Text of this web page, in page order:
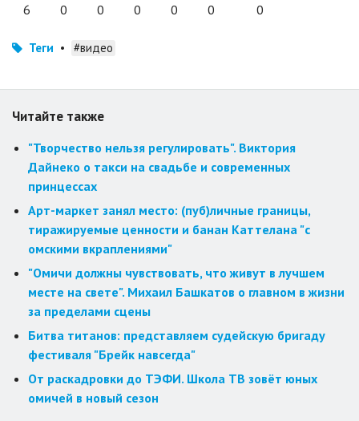
6 0 0 0 0 0 0
Теги • #видео
Читайте также
"Творчество нельзя регулировать". Виктория
Дайнеко о такси на свадьбе и современных
принцессах
Арт-маркет занял место: (пуб)личные границы,
тиражируемые ценности и банан Каттелана "с
омскими вкраплениями"
"Омичи должны чувствовать, что живут в лучшем
месте на свете". Михаил Башкатов о главном в жизни
за пределами сцены
Битва титанов: представляем судейскую бригаду
фестиваля "Брейк навсегда"
От раскадровки до ТЭФИ. Школа ТВ зовёт юных
омичей в новый сезон